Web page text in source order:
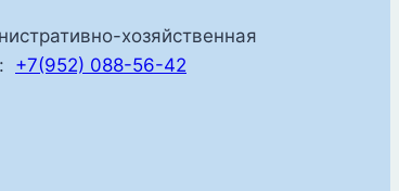
хозяйственная
+7(952) 088-56-42